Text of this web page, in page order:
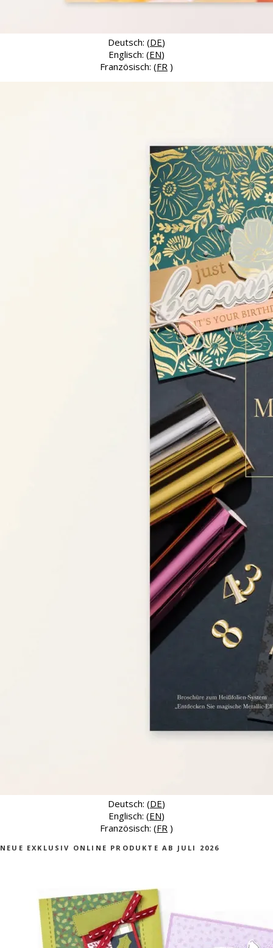
Deutsch: (DE)
Englisch: (EN)
Französisch: (FR )
Deutsch: (DE)
Englisch: (EN)
Französisch: (FR )
NEUE EXKLUSIV ONLINE PRODUKTE AB JULI 2026